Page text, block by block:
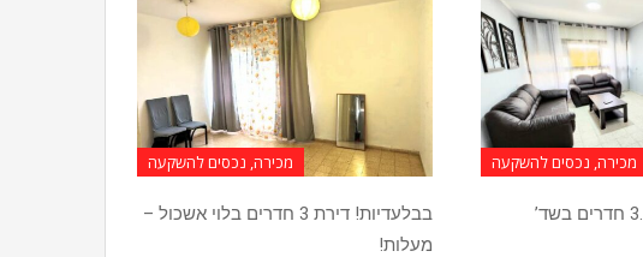
מכירה, נכסים להשקעה
בבלעדיות! דירת 3.5 חדרים בשד’
מכירה, נכסים להשקעה
בבלעדיות! דירת 3 חדרים בלוי אשכול –
מעלות!